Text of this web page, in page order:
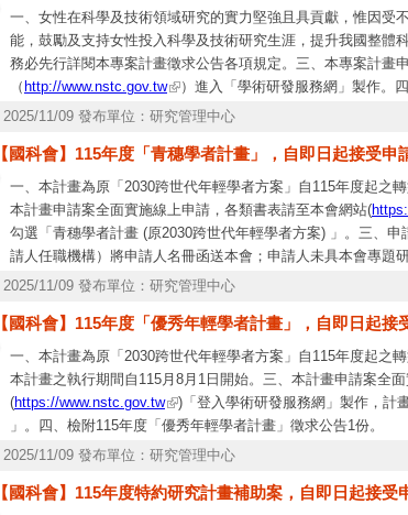
一、女性在科學及技術領域研究的實力堅強且具貢獻，惟因受
能，鼓勵及支持女性投入科學及技術研究生涯，提升我國整體
務必先行詳閱本專案計畫徵求公告各項規定。三、本專案計畫
（ http://www.nstc.gov.tw
）進入「學術研發服務網」製作。
公告1份。
2025/11/09 發布單位：研究管理中心
【國科會】115年度「青穗學者計畫」，自即日起接受
一、本計畫為原「2030跨世代年輕學者方案」自115年度起之
本計畫申請案全面實施線上申請，各類書表請至本會網站(
勾選「青穗學者計畫 (原2030跨世代年輕學者方案) 」。三、
請人任職機構）將申請人名冊函送本會；申請人未具本會專題
附115年度「青穗學者計畫」徵求公告1份。五、本會訂於114
2025/11/09 發布單位：研究管理中心
【國科會】115年度「優秀年輕學者計畫」，自即日起
一、本計畫為原「2030跨世代年輕學者方案」自115年度起之
本計畫之執行期間自115月8月1日開始。三、本計畫申請案全
(https://www.nstc.gov.tw
)「登入學術研發服務網」製作，計
」。四、檢附115年度「優秀年輕學者計畫」徵求公告1份。
2025/11/09 發布單位：研究管理中心
【國科會】115年度特約研究計畫補助案，自即日起接